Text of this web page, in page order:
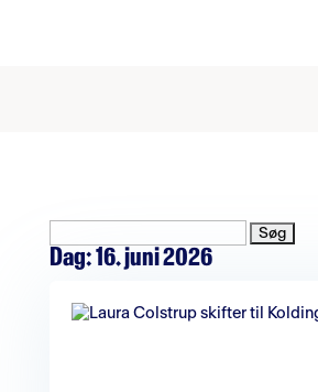
efter:
Dag:16. juni 2026